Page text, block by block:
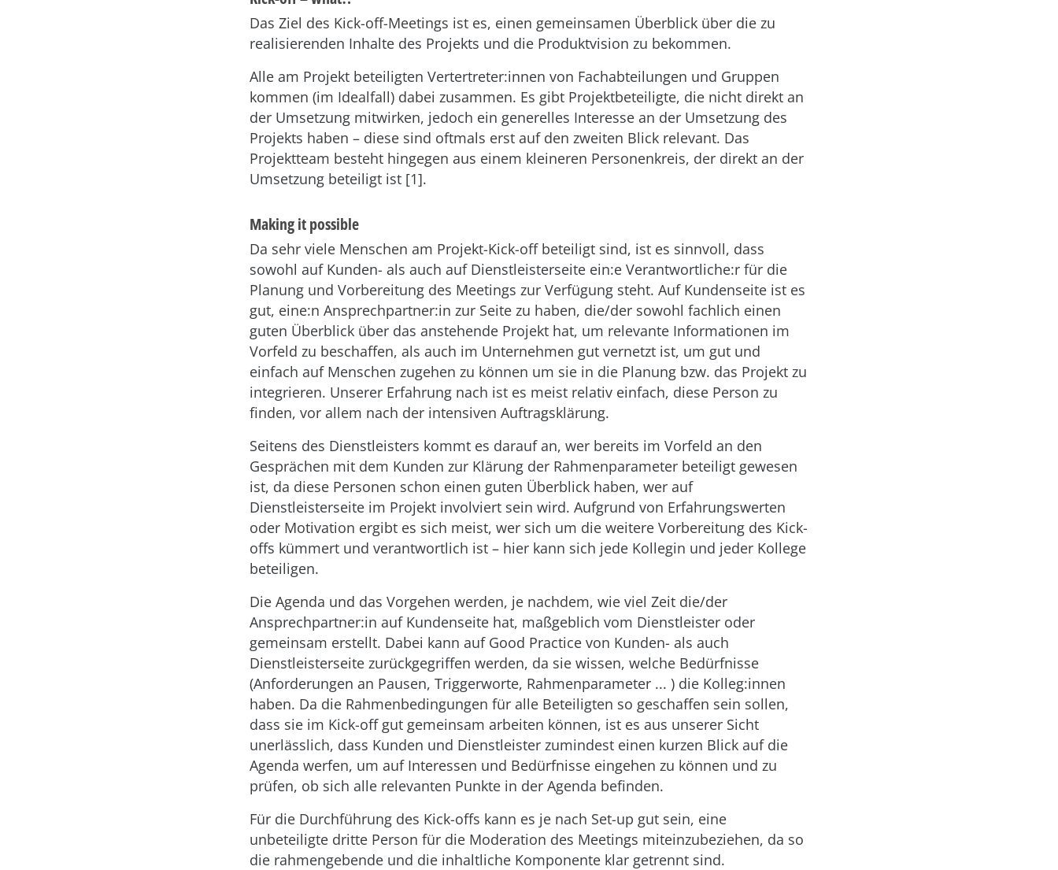
Das Ziel des Kick-off-Meetings ist es, einen gemeinsamen Überblick über die zu
realisierenden Inhalte des Projekts und die Produktvision zu bekommen.
Alle am Projekt beteiligten Vertertreter:innen von Fachabteilungen und Gruppen
kommen (im Idealfall) dabei zusammen. Es gibt Projektbeteiligte, die nicht direkt an
der Umsetzung mitwirken, jedoch ein generelles Interesse an der Umsetzung des
Projekts haben – diese sind oftmals erst auf den zweiten Blick relevant. Das
Projektteam besteht hingegen aus einem kleineren Personenkreis, der direkt an der
Umsetzung beteiligt ist [1].
Making it possible
Da sehr viele Menschen am Projekt-Kick-off beteiligt sind, ist es sinnvoll, dass
sowohl auf Kunden- als auch auf Dienstleisterseite ein:e Verantwortliche:r für die
Planung und Vorbereitung des Meetings zur Verfügung steht. Auf Kundenseite ist es
gut, eine:n Ansprechpartner:in zur Seite zu haben, die/der sowohl fachlich einen
guten Überblick über das anstehende Projekt hat, um relevante Informationen im
Vorfeld zu beschaffen, als auch im Unternehmen gut vernetzt ist, um gut und
einfach auf Menschen zugehen zu können um sie in die Planung bzw. das Projekt zu
integrieren. Unserer Erfahrung nach ist es meist relativ einfach, diese Person zu
finden, vor allem nach der intensiven Auftragsklärung.
Seitens des Dienstleisters kommt es darauf an, wer bereits im Vorfeld an den
Gesprächen mit dem Kunden zur Klärung der Rahmenparameter beteiligt gewesen
ist, da diese Personen schon einen guten Überblick haben, wer auf
Dienstleisterseite im Projekt involviert sein wird. Aufgrund von Erfahrungswerten
oder Motivation ergibt es sich meist, wer sich um die weitere Vorbereitung des Kick-
offs kümmert und verantwortlich ist – hier kann sich jede Kollegin und jeder Kollege
beteiligen.
Die Agenda und das Vorgehen werden, je nachdem, wie viel Zeit die/der
Ansprechpartner:in auf Kundenseite hat, maßgeblich vom Dienstleister oder
gemeinsam erstellt. Dabei kann auf Good Practice von Kunden- als auch
Dienstleisterseite zurückgegriffen werden, da sie wissen, welche Bedürfnisse
(Anforderungen an Pausen, Triggerworte, Rahmenparameter ... ) die Kolleg:innen
haben. Da die Rahmenbedingungen für alle Beteiligten so geschaffen sein sollen,
dass sie im Kick-off gut gemeinsam arbeiten können, ist es aus unserer Sicht
unerlässlich, dass Kunden und Dienstleister zumindest einen kurzen Blick auf die
Agenda werfen, um auf Interessen und Bedürfnisse eingehen zu können und zu
prüfen, ob sich alle relevanten Punkte in der Agenda befinden.
Für die Durchführung des Kick-offs kann es je nach Set-up gut sein, eine
unbeteiligte dritte Person für die Moderation des Meetings miteinzubeziehen, da so
die rahmengebende und die inhaltliche Komponente klar getrennt sind.